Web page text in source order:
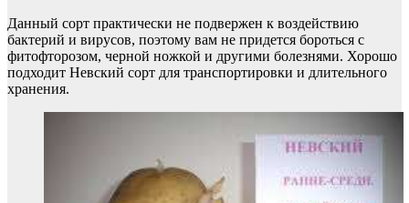
Данный сорт практически не подвержен к воздействию
бактерий и вирусов, поэтому вам не придется бороться с
фитофторозом, черной ножкой и другими болезнями. Хорошо
подходит Невский сорт для транспортировки и длительного
хранения.